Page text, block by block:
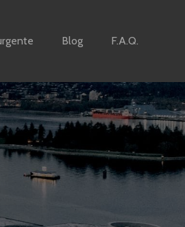
Blog F.A.Q.